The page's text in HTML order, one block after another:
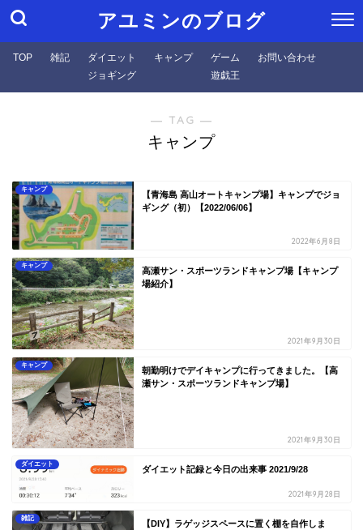
アユミンのブログ
TOP 雑記
ダイエット
ジョギング
キャンプ
ゲーム
遊戯王
お問い合わせ
― TAG ―
キャンプ
キャンプ
【青海島 高山オートキャンプ場】キャンプでジョ
ギング（初）【2022/06/06】
2022年6月8日
キャンプ
高瀬サン・スポーツランドキャンプ場【キャンプ
場紹介】
2021年9月30日
キャンプ
朝勤明けでデイキャンプに行ってきました。【高
瀬サン・スポーツランドキャンプ場】
2021年9月30日
ダイエット
ダイエット記録と今日の出来事 2021/9/28
2021年9月28日
雑記
【DIY】ラゲッジスペースに置く棚を自作しま